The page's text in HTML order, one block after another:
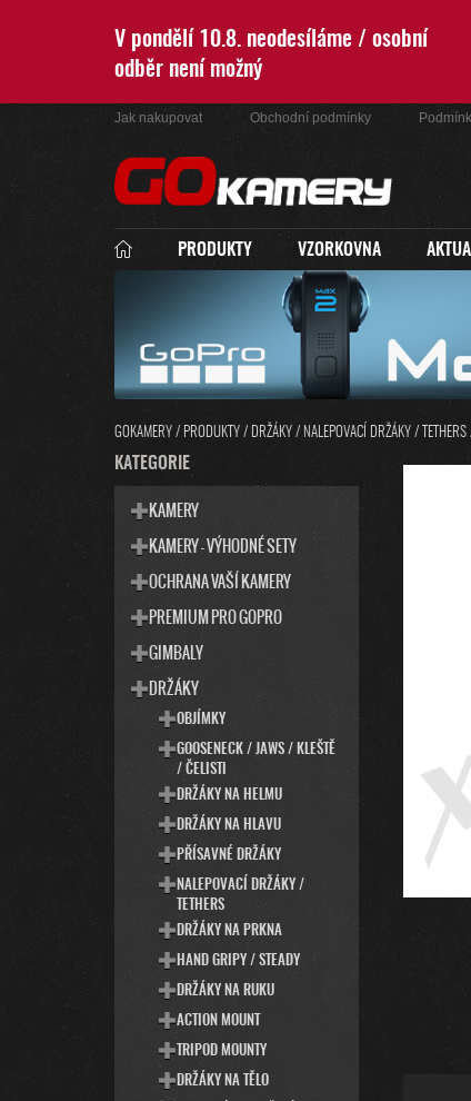
V pondělí 10.8. neodesíláme / osobní
odběr není možný
Jak nakupovat Obchodní podmínky
PRODUKTY VZORKOVNA
GOKAMERY / PRODUKTY / DRŽÁKY / NALEPOVACÍ DRŽÁKY / TETHERS
P
O
PŘESKOČIT
KATEGORIE
K
A
KATEGORIE
KAMERY
KAMERY - VÝHODNÉ SETY
OCHRANA VAŠÍ KAMERY
PREMIUM PRO GOPRO
GIMBALY
DRŽÁKY
OBJÍMKY
GOOSENECK / JAWS / KLEŠTĚ
/ ČELISTI
DRŽÁKY NA HELMU
DRŽÁKY NA HLAVU
PŘÍSAVNÉ DRŽÁKY
NALEPOVACÍ DRŽÁKY /
TETHERS
DRŽÁKY NA PRKNA
HAND GRIPY / STEADY
DRŽÁKY NA RUKU
ACTION MOUNT
TRIPOD MOUNTY
DRŽÁKY NA TĚLO